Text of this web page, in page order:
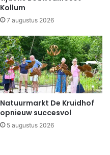
Kollum
7 augustus 2026
Natuurmarkt De Kruidhof
opnieuw succesvol
5 augustus 2026